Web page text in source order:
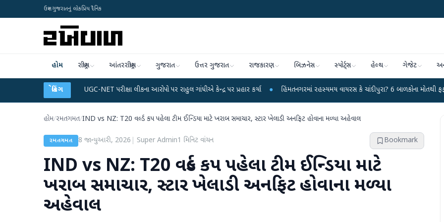
ઉત્તર ગુજરાતનું લોકપ્રિય દૈનિક
હોમ રાષ્ટ્રીય આંતરરાષ્ટ્રીય ગુજરાત ઉત્તર ગુજરાત રાજકારણ બિઝનેસ સ્પોર્ટ્સ હેલ્થ ગેજેટ
બ્રેકિંગ
UGC-NET પરીક્ષા લીકના આરોપો પર રાહુલ ગાંધીએ કેન્દ્ર પર પ્રહાર કર્યા ● હિંમતનગરમાં રહસ્યમય વાયરસ કે ચાંદીપુરા? 6 બાળકોના મોતથી ફફડાટ ●
હોમ/રમતગમત/IND vs NZ: T20 વર્લ્ડ કપ પહેલા ટીમ ઈન્ડિયા માટે ખરાબ સમાચાર, સ્ટાર ખેલાડી અનફિટ હોવાના મળ્યા અહેવાલ
રમતગમત 8 જાન્યુઆરી, 2026 Super Admin1 મિનિટ વાંચન Bookmark
IND vs NZ: T20 વર્લ્ડ કપ પહેલા ટીમ ઈન્ડિયા માટે
ખરાબ સમાચાર, સ્ટાર ખેલાડી અનફિટ હોવાના મળ્યા
અહેવાલ